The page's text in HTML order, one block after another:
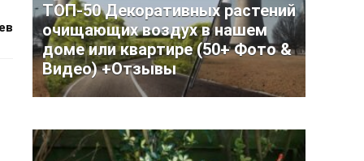
ТОП-50 Декоративных растений
очищающих воздух в нашем
доме или квартире (50+ Фото &
Видео) +Отзывы